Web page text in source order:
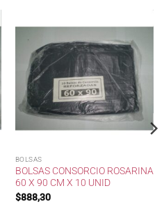
BOLSAS
BOLSAS CONSORCIO ROSARINA
60 X 90 CM X 10 UNID
$888,30